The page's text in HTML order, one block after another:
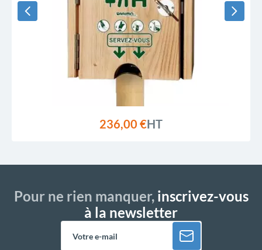
236,00 €HT
Pour ne rien manquer,inscrivez-vous
à la newsletter